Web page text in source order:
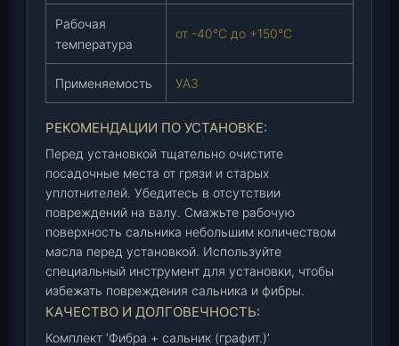
Рабочая
температура
от -40°C до +150°C
Применяемость УАЗ
РЕКОМЕНДАЦИИ ПО УСТАНОВКЕ:
Перед установкой тщательно очистите
посадочные места от грязи и старых
уплотнителей. Убедитесь в отсутствии
повреждений на валу. Смажьте рабочую
поверхность сальника небольшим количеством
масла перед установкой. Используйте
специальный инструмент для установки, чтобы
избежать повреждения сальника и фибры.
КАЧЕСТВО И ДОЛГОВЕЧНОСТЬ:
Комплект ‘Фибра + сальник (графит.)’